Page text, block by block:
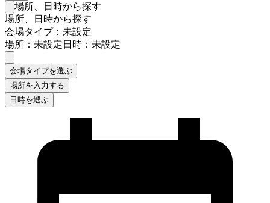
検索フォームを閉じる
場所、日時から探す
場所、日時から探す
会場タイプ：未設定
場所：未設定日時：未設定
会場タイプを選ぶ
場所を入力する
日時を選ぶ